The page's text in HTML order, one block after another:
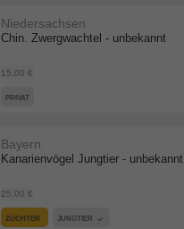
Chin. Zwergwachtel - unbekannt
Niedersachsen
15,00 €
PRIVAT
Kanarienvögel Jungtier - unbekannt
Bayern
25,00 €
ZÜCHTER JUNGTIER